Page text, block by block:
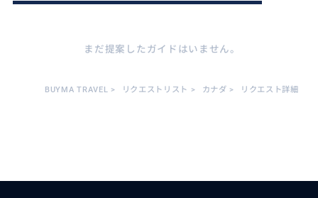
まだ提案したガイドはいません。
BUYMA TRAVEL > リクエストリスト > カナダ > リクエスト詳細